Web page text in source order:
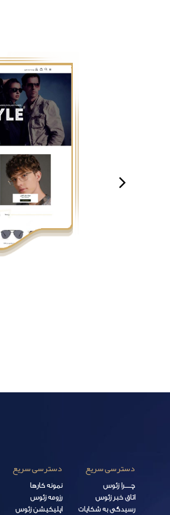
دسترسی سریع
چـــــرا زئوس
اتاق خبر زئوس
رسیدگی به شکایات
دسترسی سریع
نمونه کارها
رزومه زئوس
اپلیکیشن زئوس